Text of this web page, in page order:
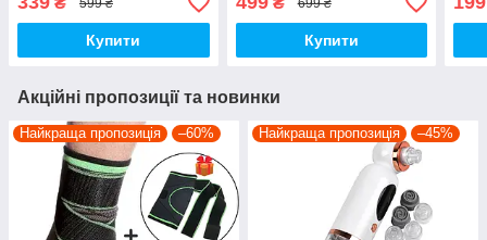
Купити Купити
Акційні пропозиції та новинки
Найкраща пропозиція –60% Найкраща пропозиція –45%